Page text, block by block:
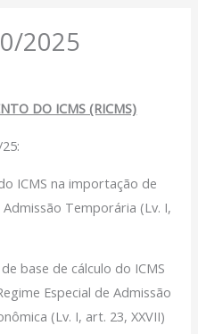
Associado
de Trabalho
2025
DO ICMS (RICMS)
ICMS na importação de
Temporária (Lv. I,
base de cálculo do ICMS
Especial de Admissão
(Lv. I, art. 23, XXVII)